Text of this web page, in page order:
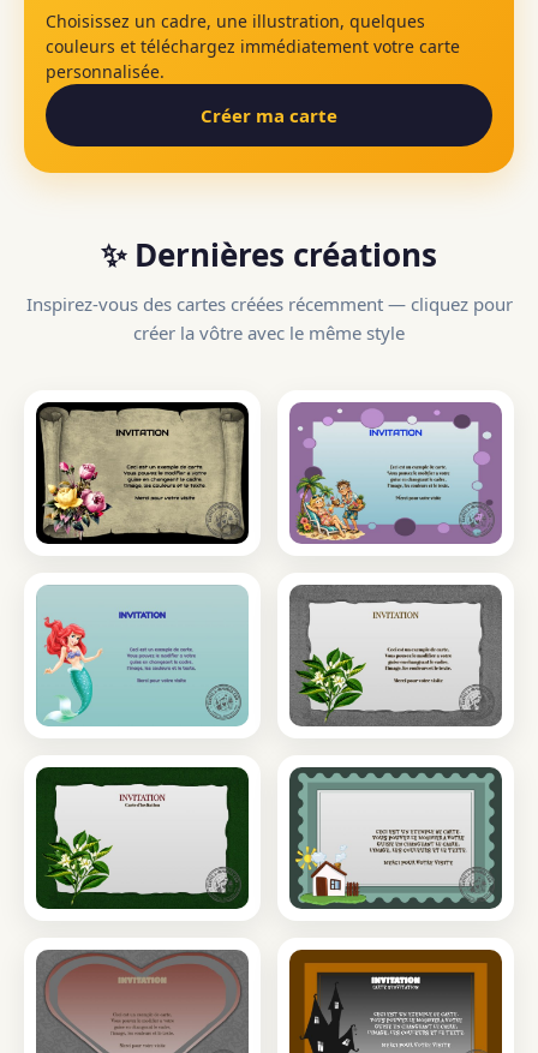
Choisissez un cadre, une illustration, quelques
couleurs et téléchargez immédiatement votre carte
personnalisée.
Créer ma carte
✨ Dernières créations
Inspirez-vous des cartes créées récemment — cliquez pour
créer la vôtre avec le même style